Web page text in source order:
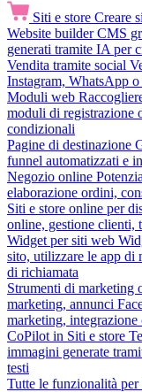
Siti e store Creare
Website builder CMS
generati tramite IA per
Vendita tramite social
Instagram, WhatsApp o
Moduli web
moduli di registrazione
condizionali
Pagine di destinazione
funnel automatizzati e
Negozio online
elaborazione ordini,
Siti e store online per
online, gestione clienti,
Widget per siti web
sito, utilizzare le app di
di richiamata
Strumenti di marketing
marketing, annunci
marketing,
CoPilot in Siti e store
immagini generate
testi
Tutte le funzionalità per